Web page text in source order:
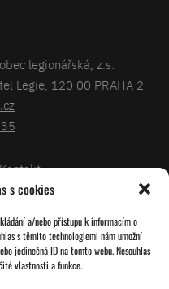
s cookies
a/nebo přístupu k informacím o
s těmito technologiemi nám umožní
jedinečná ID na tomto webu. Nesouhlas
vlastnosti a funkce.
legionářská, z.s.
Legie, 120 00 PRAHA 2
Kontakt
Databáze legionářů
Pro členy
Zásady cookies